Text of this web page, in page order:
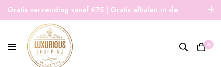
Gratis verzending vanaf €75 | Gratis afhalen in de
winkel | Snelle verzending
0